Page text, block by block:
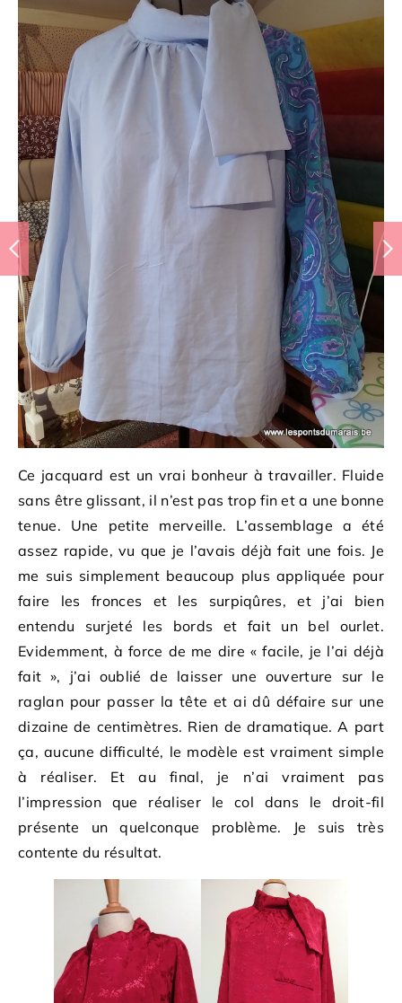
Ce jacquard est un vrai bonheur à travailler. Fluide
sans être glissant, il n’est pas trop fin et a une bonne
tenue. Une petite merveille. L’assemblage a été
assez rapide, vu que je l’avais déjà fait une fois. Je
me suis simplement beaucoup plus appliquée pour
faire les fronces et les surpiqûres, et j’ai bien
entendu surjeté les bords et fait un bel ourlet.
Evidemment, à force de me dire « facile, je l’ai déjà
fait », j’ai oublié de laisser une ouverture sur le
raglan pour passer la tête et ai dû défaire sur une
dizaine de centimètres. Rien de dramatique. A part
ça, aucune difficulté, le modèle est vraiment simple
à réaliser. Et au final, je n’ai vraiment pas
l’impression que réaliser le col dans le droit-fil
présente un quelconque problème. Je suis très
contente du résultat.